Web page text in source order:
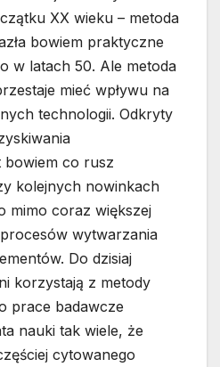
XX wieku – metoda
bowiem praktyczne
w latach 50. Ale metoda
mieć wpływu na
technologii. Odkryty
bowiem co rusz
kolejnych nowinkach
mimo coraz większej
wytwarzania
Do dzisiaj
korzystają z metody
prace badawcze
nauki tak wiele, że
cytowanego